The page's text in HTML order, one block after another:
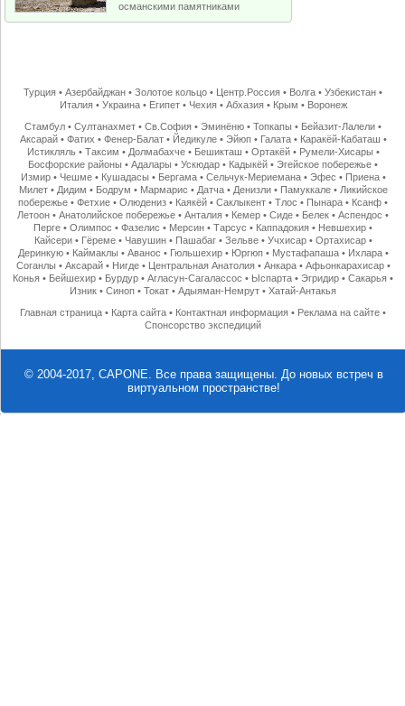
османскими памятниками
Турция •Азербайджан •Золотое кольцо • Центр.Россия • Волга •Узбекистан •
Италия• Украина• Египет• Чехия• Абхазия• Крым • Воронеж
Стамбул •Султанахмет •Св.София •Эминёню •Топкапы • Бейазит-Лалели •
Аксарай• Фатих • Фенер-Балат• Йедикуле• Эйюп• Галата• Каракёй-Кабаташ •
Истикляль• Таксим • Долмабахче• Бешикташ • Ортакёй• Румели-Хисары •
Босфорские районы •Адалары •Ускюдар • Кадыкёй •Эгейское побережье •
Измир• Чешме• Кушадасы • Бергама• Сельчук-Мериемана• Эфес • Приена•
Милет• Дидим • Бодрум • Мармарис • Датча• Денизли• Памуккале• Ликийское
побережье •Фетхие •Олюдениз • Каякёй •Саклыкент •Тлос • Пынара • Ксанф •
Летоон •Анатолийское побережье •Анталия • Кемер •Сиде • Белек •Аспендос •
Перге •Олимпос •Фазелис • Мерсин •Тарсус • Каппадокия • Невшехир •
Кайсери• Гёреме• Чавушин• Пашабаг• Зельве• Учхисар• Ортахисар•
Деринкую• Каймаклы • Аванос • Гюльшехир• Юргюп• Мустафапаша• Ихлара•
Соганлы • Аксарай• Нигде• Центральная Анатолия• Анкара• Афьонкарахисар•
Конья • Бейшехир • Бурдур •Агласун-Сагалассос • Ыспарта •Эгридир •Сакарья •
Изник •Синоп •Токат •Адыяман-Немрут •Хатай-Антакья
Главная страница • Карта сайта • Контактная информация • Реклама на сайте •
Спонсорство экспедиций
© 2004-2017, CAPONE. Все права защищены. До новых встреч в
виртуальном пространстве!